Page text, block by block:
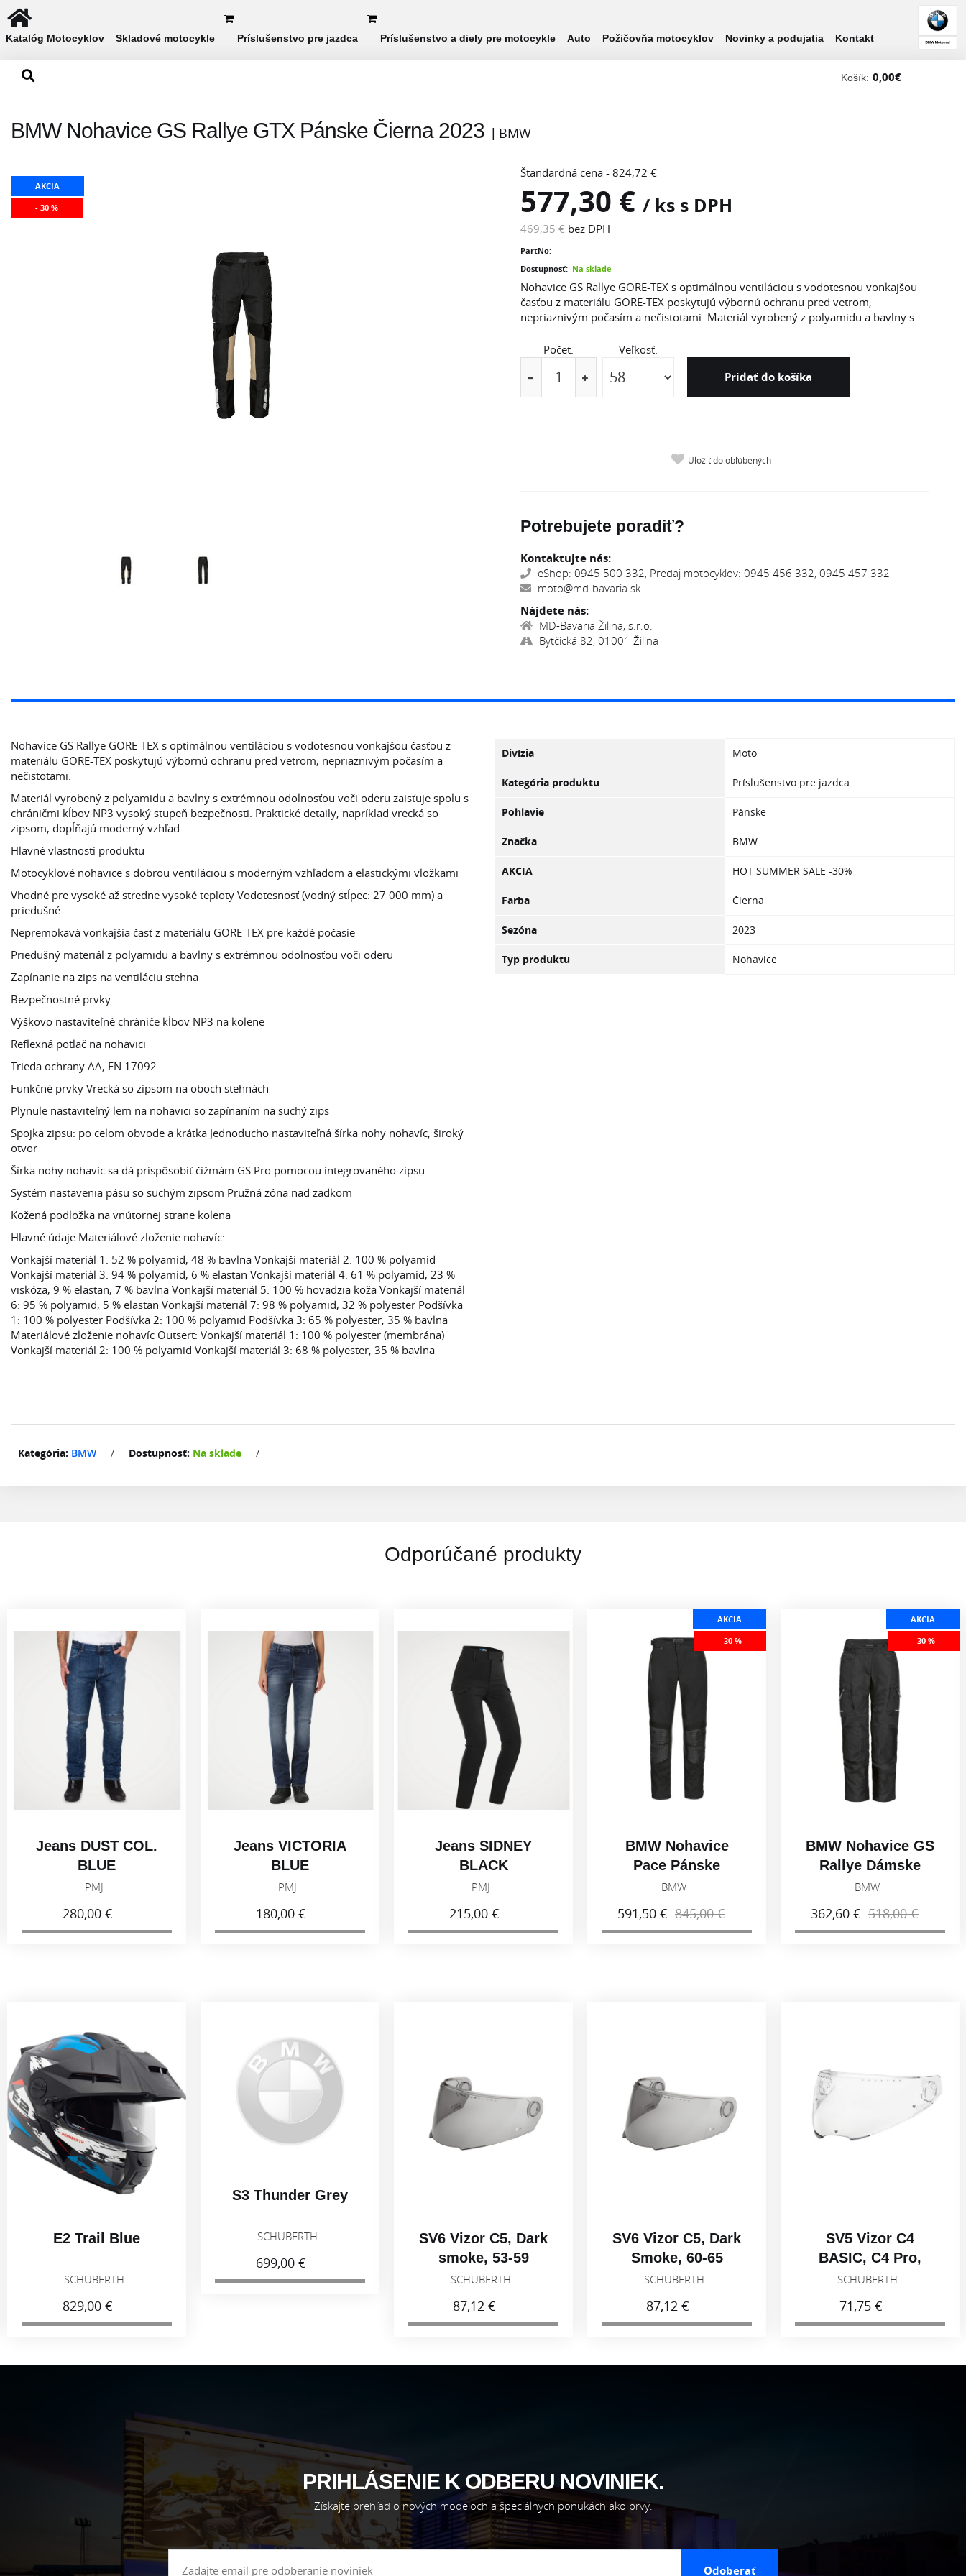
Katalóg Motocyklov Skladové motocykle Príslušenstvo pre jazdca Príslušenstvo a diely pre motocykle Auto Požičovňa motocyklov Novinky a podujatia Kontakt
Košík: 0,00€
BMW Nohavice GS Rallye GTX Pánske Čierna 2023 BMW
AKCIA
- 30 %
Štandardná cena - 824,72 €
577,30 € / ks s DPH
469,35 € bez DPH
PartNo:
Dostupnosť: Na sklade
Nohavice GS Rallye GORE-TEX s optimálnou ventiláciou s vodotesnou vonkajšou
časťou z materiálu GORE-TEX poskytujú výbornú ochranu pred vetrom,
nepriaznivým počasím a nečistotami. Materiál vyrobený z polyamidu a bavlny s ...
Počet:
Veľkosť:
Pridať do košíka
Uložiť do obľúbených
Potrebujete poradiť?
Kontaktujte nás:
eShop: 0945 500 332, Predaj motocyklov: 0945 456 332, 0945 457 332
moto@md-bavaria.sk
Nájdete nás:
MD-Bavaria Žilina, s.r.o.
Bytčická 82, 01001 Žilina
Nohavice GS Rallye GORE-TEX s optimálnou ventiláciou s vodotesnou vonkajšou časťou z
materiálu GORE-TEX poskytujú výbornú ochranu pred vetrom, nepriaznivým počasím a
nečistotami.
Materiál vyrobený z polyamidu a bavlny s extrémnou odolnosťou voči oderu zaisťuje spolu s
chráničmi kĺbov NP3 vysoký stupeň bezpečnosti. Praktické detaily, napríklad vrecká so
zipsom, dopĺňajú moderný vzhľad.
Hlavné vlastnosti produktu
Motocyklové nohavice s dobrou ventiláciou s moderným vzhľadom a elastickými vložkami
Vhodné pre vysoké až stredne vysoké teploty Vodotesnosť (vodný stĺpec: 27 000 mm) a
priedušné
Nepremokavá vonkajšia časť z materiálu GORE-TEX pre každé počasie
Priedušný materiál z polyamidu a bavlny s extrémnou odolnosťou voči oderu
Zapínanie na zips na ventiláciu stehna
Bezpečnostné prvky
Výškovo nastaviteľné chrániče kĺbov NP3 na kolene
Reflexná potlač na nohavici
Trieda ochrany AA, EN 17092
Funkčné prvky Vrecká so zipsom na oboch stehnách
Plynule nastaviteľný lem na nohavici so zapínaním na suchý zips
Spojka zipsu: po celom obvode a krátka Jednoducho nastaviteľná šírka nohy nohavíc, široký
otvor
Šírka nohy nohavíc sa dá prispôsobiť čižmám GS Pro pomocou integrovaného zipsu
Systém nastavenia pásu so suchým zipsom Pružná zóna nad zadkom
Kožená podložka na vnútornej strane kolena
Hlavné údaje Materiálové zloženie nohavíc:
Vonkajší materiál 1: 52 % polyamid, 48 % bavlna Vonkajší materiál 2: 100 % polyamid
Vonkajší materiál 3: 94 % polyamid, 6 % elastan Vonkajší materiál 4: 61 % polyamid, 23 %
viskóza, 9 % elastan, 7 % bavlna Vonkajší materiál 5: 100 % hovädzia koža Vonkajší materiál
6: 95 % polyamid, 5 % elastan Vonkajší materiál 7: 98 % polyamid, 32 % polyester Podšívka
1: 100 % polyester Podšívka 2: 100 % polyamid Podšívka 3: 65 % polyester, 35 % bavlna
Materiálové zloženie nohavíc Outsert: Vonkajší materiál 1: 100 % polyester (membrána)
Vonkajší materiál 2: 100 % polyamid Vonkajší materiál 3: 68 % polyester, 35 % bavlna
Divízia Moto
Kategória produktu Príslušenstvo pre jazdca
Pohlavie Pánske
Značka BMW
AKCIA HOT SUMMER SALE -30%
Farba Čierna
Sezóna 2023
Typ produktu Nohavice
Kategória: BMW / Dostupnosť: Na sklade /
Odporúčané produkty
Jeans DUST COL.
BLUE
PMJ
280,00 €
Jeans VICTORIA
BLUE
PMJ
180,00 €
Jeans SIDNEY
BLACK
PMJ
215,00 €
AKCIA
- 30 %
BMW Nohavice
Pace Pánske
Čierna 2026
BMW
591,50 € 845,00 €
AKCIA
- 30 %
BMW Nohavice GS
Rallye Dámske
Čierna 2026
BMW
362,60 € 518,00 €
E2 Trail Blue
SCHUBERTH
829,00 €
S3 Thunder Grey
SCHUBERTH
699,00 €
SV6 Vizor C5, Dark
smoke, 53-59
SCHUBERTH
87,12 €
SV6 Vizor C5, Dark
Smoke, 60-65
SCHUBERTH
87,12 €
SV5 Vizor C4
BASIC, C4 Pro,
Light smoke 50%,
SCHUBERTH
71,75 €
PRIHLÁSENIE K ODBERU NOVINIEK.
Získajte prehľad o nových modeloch a špeciálnych ponukách ako prvý.
Odoberať